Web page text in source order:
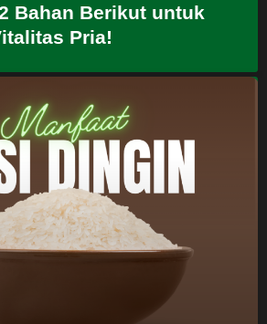
Bahan Berikut untuk
Pria!